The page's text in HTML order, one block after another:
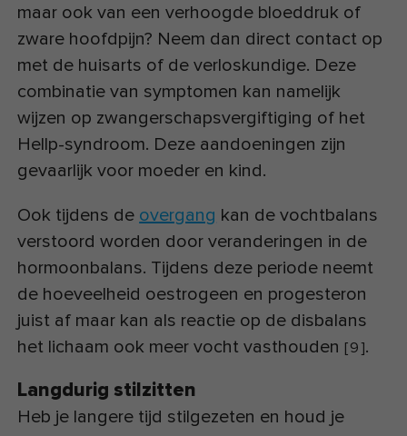
maar ook van een verhoogde bloeddruk of
zware hoofdpijn? Neem dan direct contact op
met de huisarts of de verloskundige. Deze
combinatie van symptomen kan namelijk
wijzen op zwangerschapsvergiftiging of het
Hellp-syndroom. Deze aandoeningen zijn
gevaarlijk voor moeder en kind.
Ook tijdens de overgang kan de vochtbalans
verstoord worden door veranderingen in de
hormoonbalans. Tijdens deze periode neemt
de hoeveelheid oestrogeen en progesteron
juist af maar kan als reactie op de disbalans
het lichaam ook meer vocht vasthouden [9].
Langdurig stilzitten
Heb je langere tijd stilgezeten en houd je